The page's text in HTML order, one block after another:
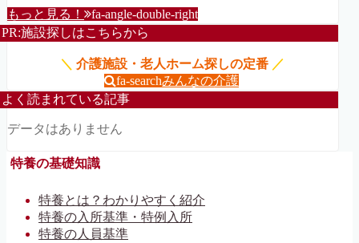
もっと見る！ fa-angle-double-right
PR:施設探しはこちらから
＼ 介護施設・老人ホーム探しの定番 ／
fa-searchみんなの介護
よく読まれている記事
データはありません
特養の基礎知識
特養とは？わかりやすく紹介
特養の入所基準・特例入所
特養の人員基準